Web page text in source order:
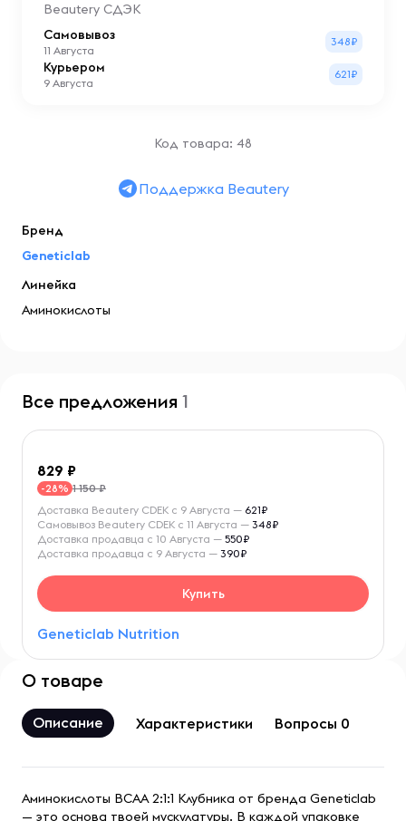
Beautery СДЭК
Самовывоз
11 Августа
348₽
Курьером
9 Августа
621₽
Код товара: 48
Поддержка Beautery
Бренд
Geneticlab
Линейка
Аминокислоты
Все предложения 1
829
-28% 1 150 ₽
Geneticlab Nutrition
Доставка Beautery CDEK с 9 Августа — 621₽
Самовывоз Beautery CDEK с 11 Августа — 348₽
Доставка продавца с 10 Августа — 550₽
Доставка продавца с 9 Августа — 390₽
Купить
О товаре
Описание Характеристики Вопросы 0
Аминокислоты BCAA 2:1:1 Клубника от бренда Geneticlab
— это основа твоей мускулатуры. В каждой упаковке